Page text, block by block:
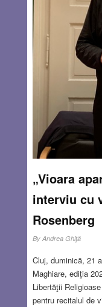
auditoriu. Cu alte
povestește. Și
AUG 25, 2022
„Vioara
interviu cu
Rosenberg
By Andrea Ghiţă
Cluj, duminică, 21
Maghiare, ediţia
Libertăţii
pentru recitalul de